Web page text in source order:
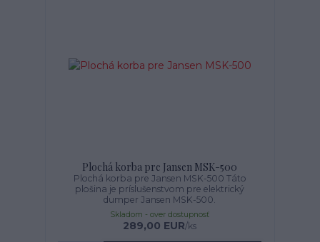
Plochá korba pre Jansen MSK-500
Plochá korba pre Jansen MSK-500 Táto
plošina je príslušenstvom pre elektrický
dumper Jansen MSK-500.
289,00 EUR/ks
Skladom - over dostupnosť